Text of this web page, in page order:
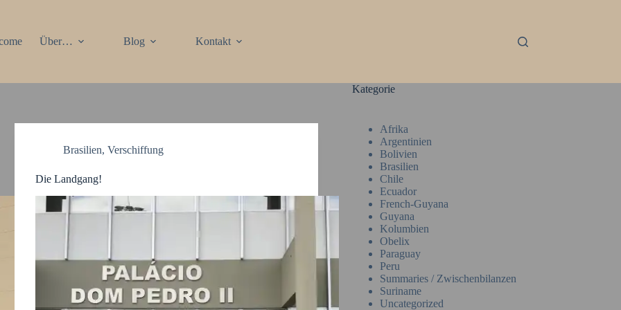
Über… Blog Kontakt
Brasilien, Verschiffung
Die Landgang!
Kategorie
Afrika
Argentinien
Bolivien
Brasilien
Chile
Ecuador
French-Guyana
Guyana
Kolumbien
Obelix
Paraguay
Peru
Summaries / Zwischenbilanzen
Suriname
Uncategorized